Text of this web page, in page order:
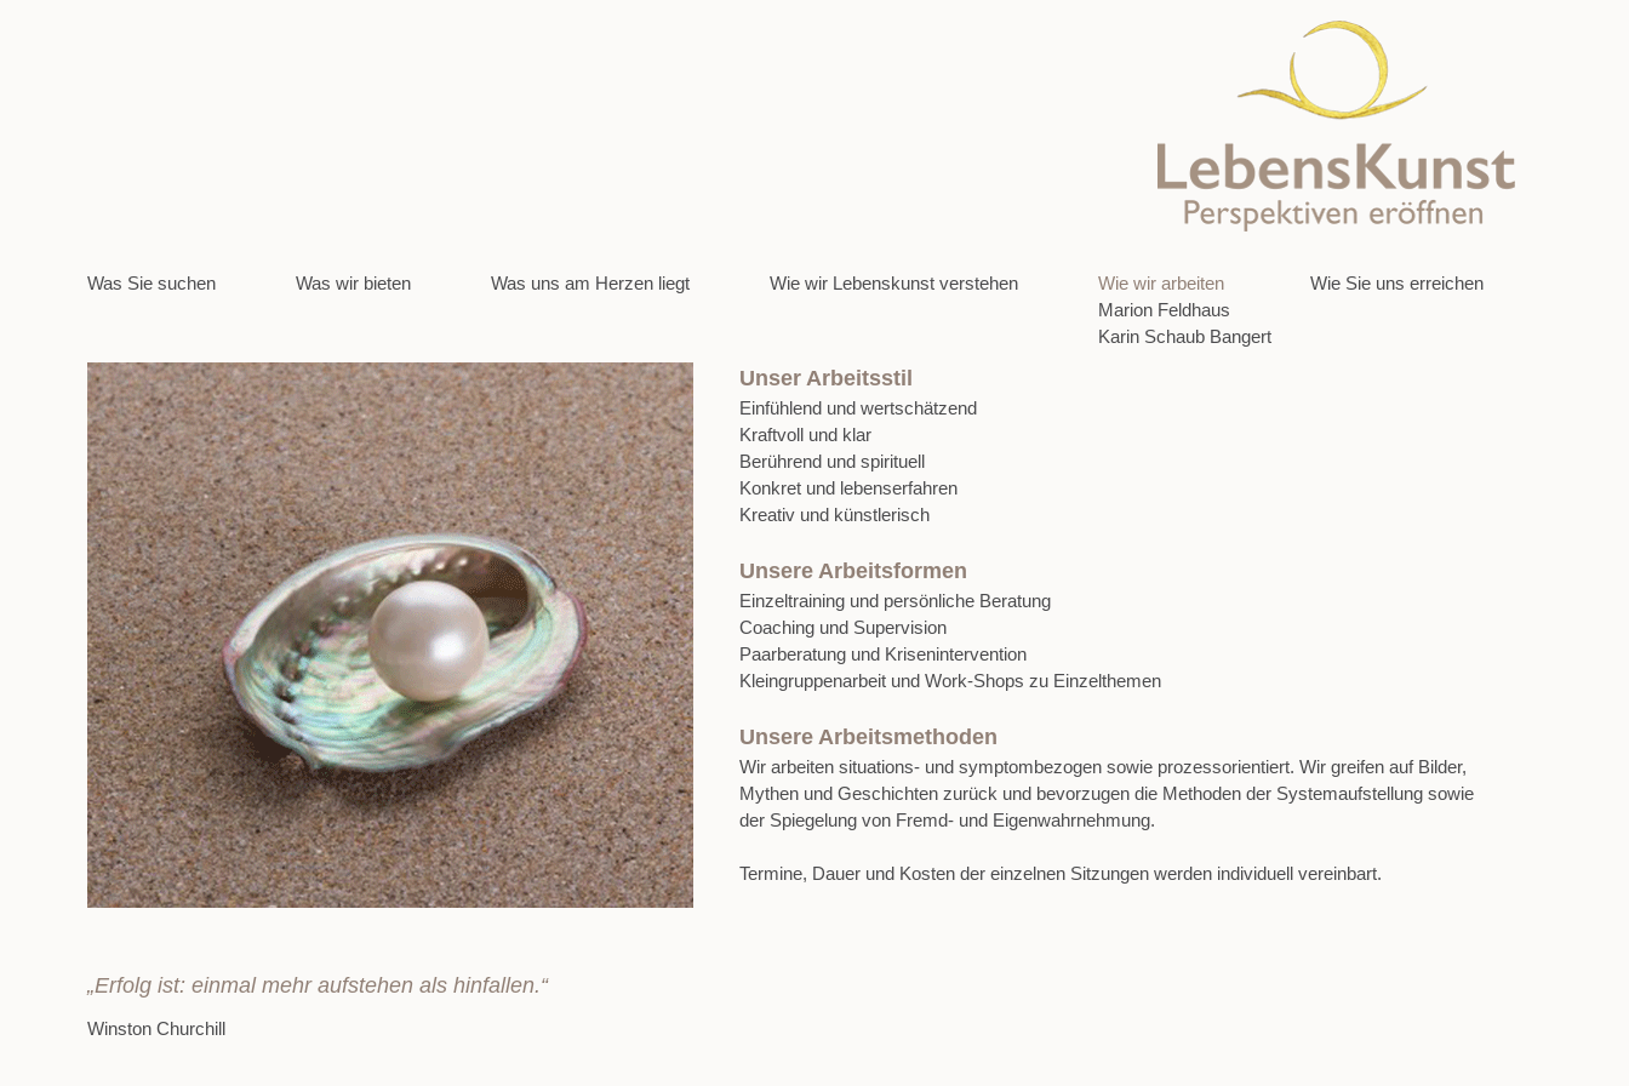
Was Sie suchen Was wir bieten Was uns am Herzen liegt Wie wir Lebenskunst verstehen
Wie wir arbeiten
Marion Feldhaus
Karin Schaub Bangert
Wie Sie uns erreichen
„Erfolg ist: einmal mehr aufstehen als hinfallen.“
Winston Churchill
Unser Arbeitsstil
Einfühlend und wertschätzend
Kraftvoll und klar
Berührend und spirituell
Konkret und lebenserfahren
Kreativ und künstlerisch
Unsere Arbeitsformen
Einzeltraining und persönliche Beratung
Coaching und Supervision
Paarberatung und Krisenintervention
Kleingruppenarbeit und Work-Shops zu Einzelthemen
Unsere Arbeitsmethoden
Wir arbeiten situations- und symptombezogen sowie prozessorientiert. Wir greifen auf Bilder,
Mythen und Geschichten zurück und bevorzugen die Methoden der Systemaufstellung sowie
der Spiegelung von Fremd- und Eigenwahrnehmung.
Termine, Dauer und Kosten der einzelnen Sitzungen werden individuell vereinbart.